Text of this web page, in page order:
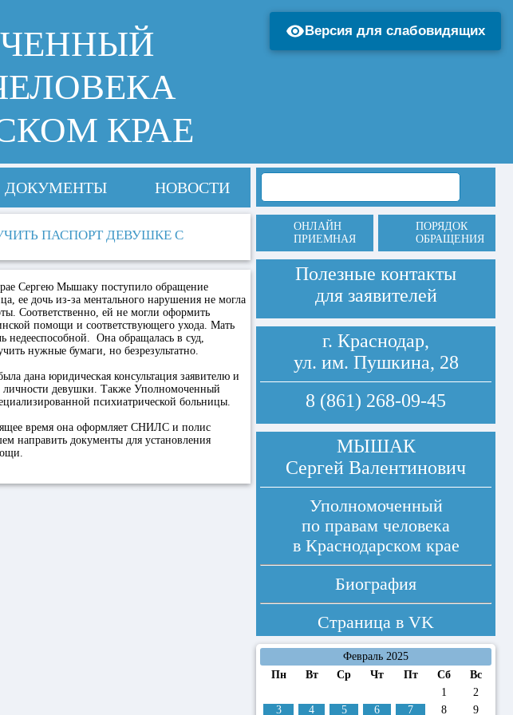
КРАЕ
ДОКУМЕНТЫ НОВОСТИ
ПАСПОРТ ДЕВУШКЕ С
Сергею Мышаку поступило обращение
ее дочь из-за ментального нарушения не могла
Соответственно, ей не могли оформить
помощи и соответствующего ухода. Мать
недееспособной. Она обращалась в суд,
нужные бумаги, но безрезультатно.
дана юридическая консультация заявителю и
личности девушки. Также Уполномоченный
психиатрической больницы.
время она оформляет СНИЛС и полис
направить документы для установления
ОНЛАЙН
ПРИЕМНАЯ
ПОРЯДОК
ОБРАЩЕНИЯ
Полезные контакты
для заявителей
г. Краснодар,
ул. им. Пушкина, 28
8 (861) 268-09-45
МЫШАК
Сергей Валентинович
Уполномоченный
по правам человека
в Краснодарском крае
Биография
Страница в VK
Февраль 2025
Пн
Вт Ср Чт Пт Сб
Вс
1
2
3
4 5 6 7 8 9
Версия для слабовидящих